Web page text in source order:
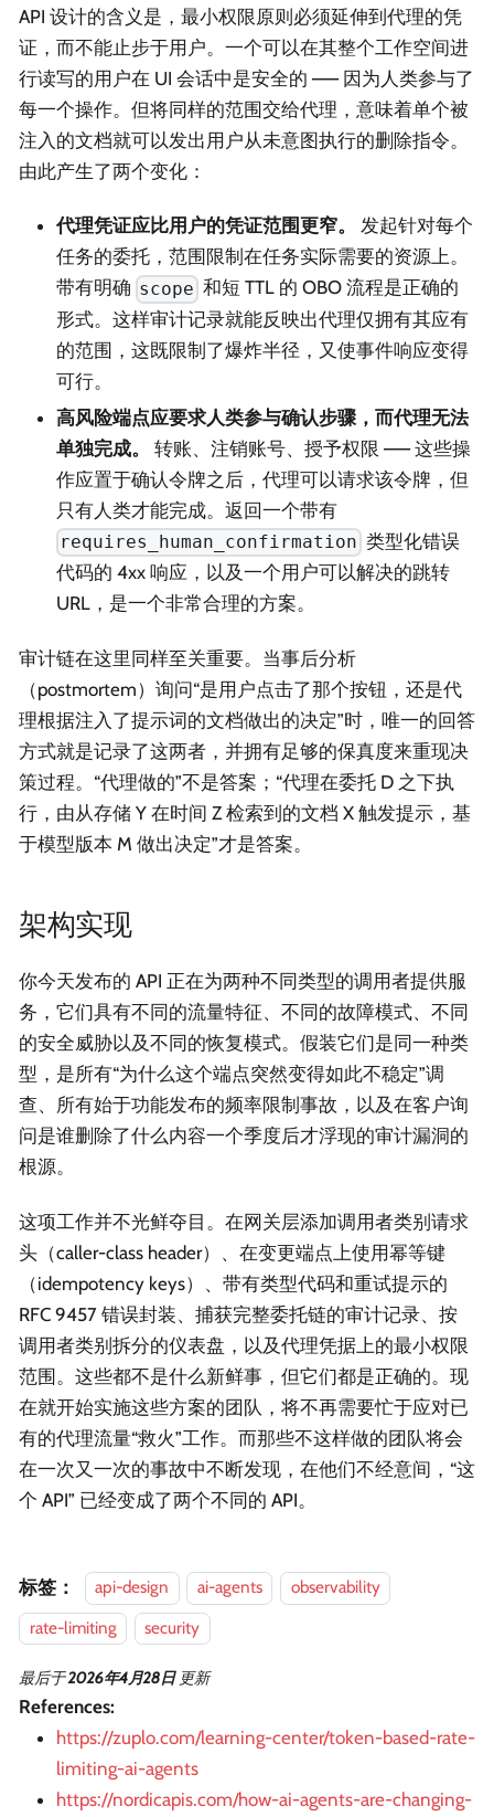
API 设计的含义是，最小权限原则必须延伸到代理的凭
证，而不能止步于用户。一个可以在其整个工作空间进
行读写的用户在 UI 会话中是安全的 —— 因为人类参与了
每一个操作。但将同样的范围交给代理，意味着单个被
注入的文档就可以发出用户从未意图执行的删除指令。
由此产生了两个变化：
代理凭证应比用户的凭证范围更窄。
发起针对每个
任务的委托，范围限制在任务实际需要的资源上。
带有明确 scope 和短 TTL 的 OBO 流程是正确的
形式。这样审计记录就能反映出代理仅拥有其应有
的范围，这既限制了爆炸半径，又使事件响应变得
可行。
高风险端点应要求人类参与确认步骤，而代理无法
单独完成。
转账、注销账号、授予权限 —— 这些操
作应置于确认令牌之后，代理可以请求该令牌，但
只有人类才能完成。返回一个带有
requires_human_confirmation 类型化错误
代码的 4xx 响应，以及一个用户可以解决的跳转
URL，是一个非常合理的方案。
审计链在这里同样至关重要。当事后分析
（postmortem）询问“是用户点击了那个按钮，还是代
理根据注入了提示词的文档做出的决定”时，唯一的回答
方式就是记录了这两者，并拥有足够的保真度来重现决
策过程。“代理做的”不是答案；“代理在委托 D 之下执
行，由从存储 Y 在时间 Z 检索到的文档 X 触发提示，基
于模型版本 M 做出决定”才是答案。
架构实现
你今天发布的 API 正在为两种不同类型的调用者提供服
务，它们具有不同的流量特征、不同的故障模式、不同
的安全威胁以及不同的恢复模式。假装它们是同一种类
型，是所有“为什么这个端点突然变得如此不稳定”调
查、所有始于功能发布的频率限制事故，以及在客户询
问是谁删除了什么内容一个季度后才浮现的审计漏洞的
根源。
这项工作并不光鲜夺目。在网关层添加调用者类别请求
头（caller-class header）、在变更端点上使用幂等键
（idempotency keys）、带有类型代码和重试提示的
RFC 9457 错误封装、捕获完整委托链的审计记录、按
调用者类别拆分的仪表盘，以及代理凭据上的最小权限
范围。这些都不是什么新鲜事，但它们都是正确的。现
在就开始实施这些方案的团队，将不再需要忙于应对已
有的代理流量“救火”工作。而那些不这样做的团队将会
在一次又一次的事故中不断发现，在他们不经意间，“这
个 API” 已经变成了两个不同的 API。
标签： api-design ai-agents
observability
rate-limiting
security
最后于2026年4月28日 更新
References:
https://zuplo.com/learning-center/token-based-rate-
limiting-ai-agents
https://nordicapis.com/how-ai-agents-are-changing-